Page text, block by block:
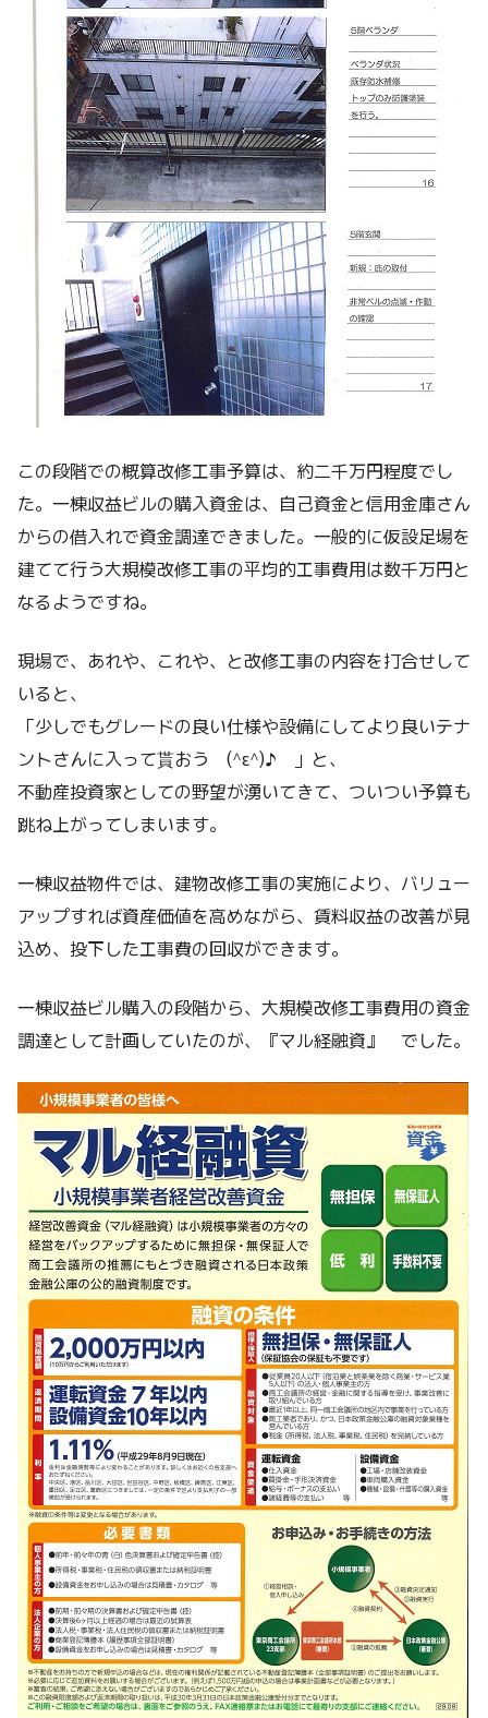
この段階での概算改修工事予算は、約二千万円程度でし
た。一棟収益ビルの購入資金は、自己資金と信用金庫さん
からの借入れで資金調達できました。一般的に仮設足場を
建てて行う大規模改修工事の平均的工事費用は数千万円と
なるようですね。
現場で、あれや、これや、と改修工事の内容を打合せして
いると、
「少しでもグレードの良い仕様や設備にしてより良いテナ
ントさんに入って貰おう (^ε^)♪ 」と、
不動産投資家としての野望が湧いてきて、ついつい予算も
跳ね上がってしまいます。
一棟収益物件では、建物改修工事の実施により、バリュー
アップすれば資産価値を高めながら、賃料収益の改善が見
込め、投下した工事費の回収ができます。
一棟収益ビル購入の段階から、大規模改修工事費用の資金
調達として計画していたのが、『マル経融資』 でした。